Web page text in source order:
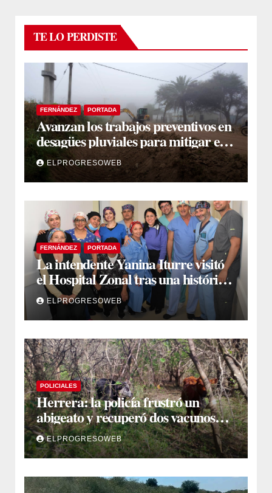
TE LO PERDISTE
FERNÁNDEZ PORTADA
Avanzan los trabajos preventivos en
desagües pluviales para mitigar el
impacto de la temporada de lluvias
ELPROGRESOWEB
FERNÁNDEZ PORTADA
La intendente Yanina Iturre visitó
el Hospital Zonal tras una histórica
jornada de intervenciones
laparoscópicas
ELPROGRESOWEB
POLICIALES
Herrera: la policía frustró un
abigeato y recuperó dos vacunos
ocultos en una zona montuosa
ELPROGRESOWEB